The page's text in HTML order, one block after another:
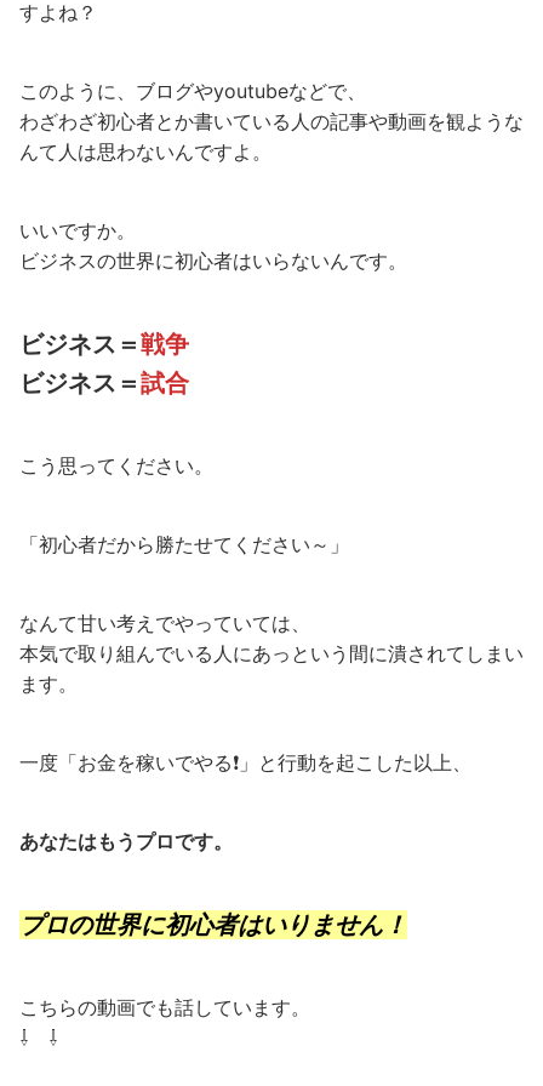
すよね？
このように、ブログやyoutubeなどで、
わざわざ初心者とか書いている人の記事や動画を観ような
んて人は思わないんですよ。
いいですか。
ビジネスの世界に初心者はいらないんです。
ビジネス＝戦争
ビジネス＝試合
こう思ってください。
「初心者だから勝たせてください～」
なんて甘い考えでやっていては、
本気で取り組んでいる人にあっという間に潰されてしまい
ます。
一度「お金を稼いでやる❗」と行動を起こした以上、
あなたはもうプロです。
プロの世界に初心者はいりません！
こちらの動画でも話しています。
⇩ ⇩